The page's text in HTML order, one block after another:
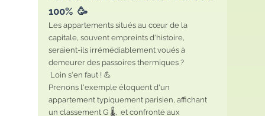
100%  🥳
Les appartements situés au cœur de la
capitale, souvent empreints d'histoire,
seraient-ils irrémédiablement voués à
demeurer des passoires thermiques ?
Loin s'en faut ! 💪
Prenons l'exemple éloquent d'un
appartement typiquement parisien, affichant
un classement G 🌡️,  et confronté aux